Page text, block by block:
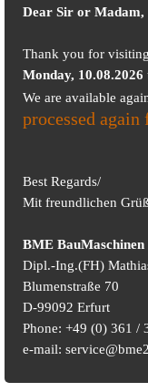
Dear Sir or Madam,
Thank you for
Monday, 10.08.2026
We are available
processed again
Best Regards/
Mit freundlichen
BME
Dipl.-Ing.(FH)
Blumenstraße 70
D-99092 Erfurt
Phone: +49 (0) 361 /
e-mail: